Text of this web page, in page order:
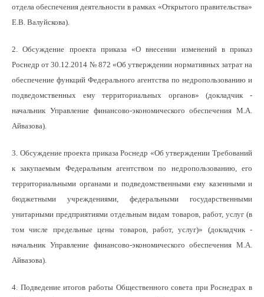
отдела обеспечения деятельности в рамках «Открытого правительства»
Е.В. Валуйскова).
2. Обсуждение проекта приказа «О внесении изменений в приказ
Роснедр от 30.12.2014 № 872 «Об утверждении нормативных затрат на
обеспечение функций Федерального агентства по недропользованию и
подведомственных ему территориальных органов» (докладчик -
начальник Управление финансово-экономического обеспечения М.А.
Айвазова).
3. Обсуждение проекта приказа Роснедр «Об утверждении Требований
к закупаемым Федеральным агентством по недропользованию, его
территориальными органами и подведомственными ему казенными и
бюджетными учреждениями, федеральными государственными
унитарными предприятиями отдельным видам товаров, работ, услуг (в
том числе предельные цены товаров, работ, услуг)» (докладчик -
начальник Управление финансово-экономического обеспечения М.А.
Айвазова).
4. Подведение итогов работы Общественного совета при Роснедрах в